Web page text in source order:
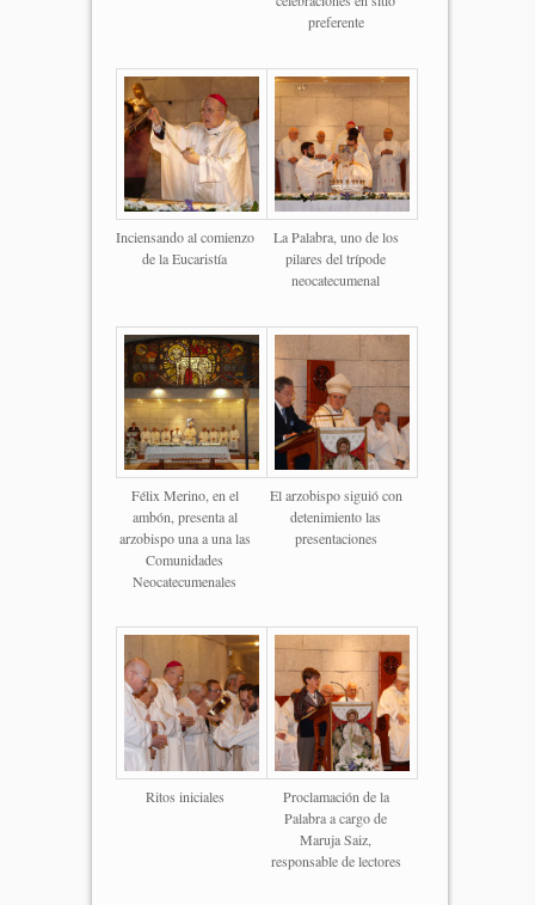
preferente
Inciensando al comienzo
de la Eucaristía
La Palabra, uno de los
pilares del trípode
neocatecumenal
Félix Merino, en el
ambón, presenta al
arzobispo una a una las
Comunidades
Neocatecumenales
El arzobispo siguió con
detenimiento las
presentaciones
Ritos iniciales
Proclamación de la
Palabra a cargo de
Maruja Saiz,
responsable de lectores